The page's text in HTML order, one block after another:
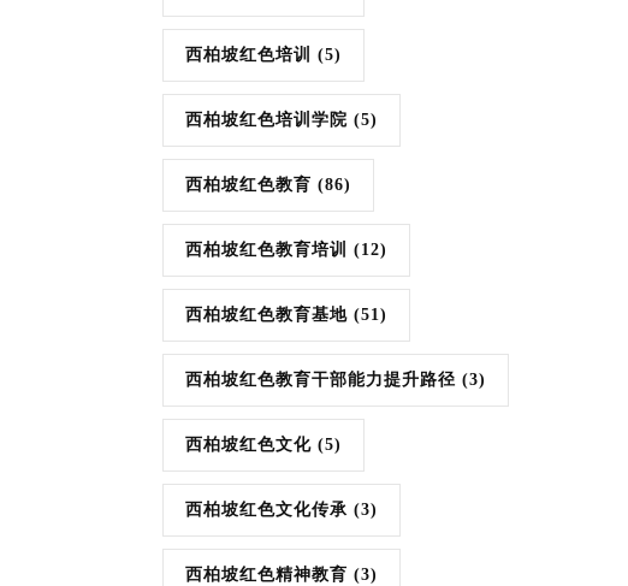
西柏坡红色培训 (5)
西柏坡红色培训学院 (5)
西柏坡红色教育 (86)
西柏坡红色教育培训 (12)
西柏坡红色教育基地 (51)
西柏坡红色教育干部能力提升路径 (3)
西柏坡红色文化 (5)
西柏坡红色文化传承 (3)
西柏坡红色精神教育 (3)